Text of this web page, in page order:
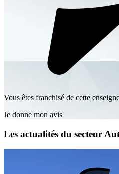
Vous êtes franchisé de cette
Je donne mon avis
Les actualités du secteur